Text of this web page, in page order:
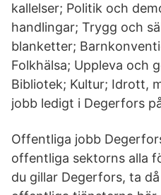
kallelser; Politik och
handlingar; Trygg och
blanketter;
Folkhälsa; Uppleva och
Bibliotek; Kultur; Idrott,
jobb ledigt i Degerfors
Offentliga jobb
offentliga sektorns alla
du gillar Degerfors, ta